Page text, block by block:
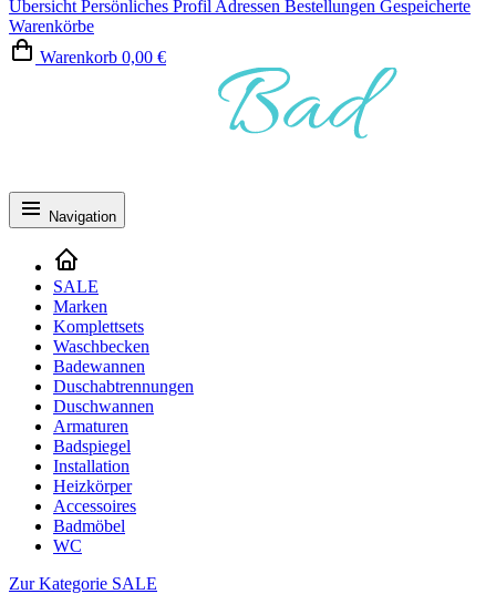
Übersicht Persönliches Profil Adressen Bestellungen Gespeicherte
Warenkörbe
Warenkorb 0,00 €
Navigation
SALE
Marken
Komplettsets
Waschbecken
Badewannen
Duschabtrennungen
Duschwannen
Armaturen
Badspiegel
Installation
Heizkörper
Accessoires
Badmöbel
WC
Zur Kategorie SALE